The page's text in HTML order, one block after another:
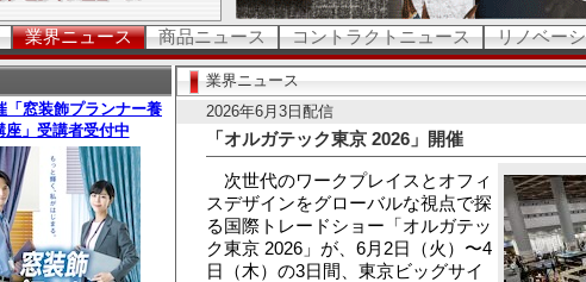
業界ニュース 商品ニュース コントラクトニュース リノベー
業界ニュース
2026年6月3日配信
「オルガテック東京 2026」開催
次世代のワークプレイスとオフィ
スデザインをグローバルな視点で探
る国際トレードショー「オルガテッ
ク東京 2026」が、6月2日（火）〜4
日（木）の3日間、東京ビッグサイ